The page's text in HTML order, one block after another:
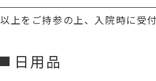
以上をご持参の上、入院時に受
日用品